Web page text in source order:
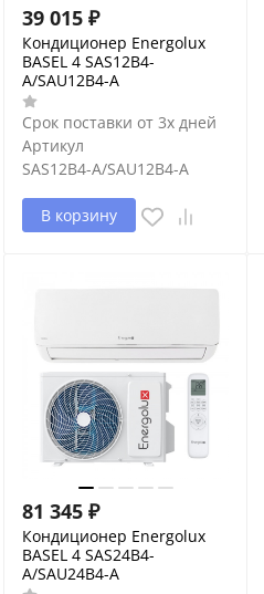
39 015 ₽
Кондиционер Energolux
BASEL 4 SAS12B4-
A/SAU12B4-A
Срок поставки от 3х дней
Артикул
SAS12B4-A/SAU12B4-A
В корзину
81 345 ₽
Кондиционер Energolux
BASEL 4 SAS24B4-
A/SAU24B4-A